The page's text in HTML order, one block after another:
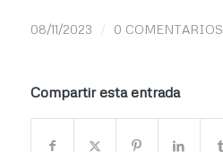
08/11/2023 / 0 COMENTARIOS
Compartir esta entrada